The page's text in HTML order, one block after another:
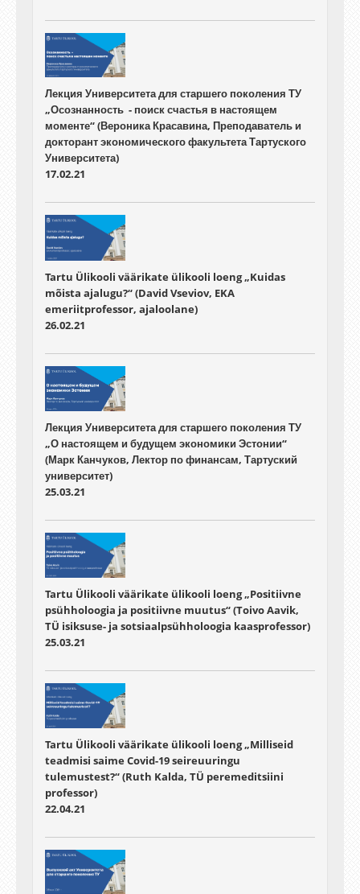
Лекция Университета для старшего поколения ТУ
„Осознанность - поиск счастья в настоящем
моменте“ (Вероника Красавина, Преподаватель и
докторант экономического факультета Тартуского
Университета)
17.02.21
Tartu Ülikooli väärikate ülikooli loeng „Kuidas
mõista ajalugu?“ (David Vseviov, EKA
emeriitprofessor, ajaloolane)
26.02.21
Лекция Университета для старшего поколения ТУ
„О настоящем и будущем экономики Эстонии“
(Марк Канчуков, Лектор по финансам, Тартуский
университет)
25.03.21
Tartu Ülikooli väärikate ülikooli loeng „Positiivne
psühholoogia ja positiivne muutus“ (Toivo Aavik,
TÜ isiksuse- ja sotsiaalpsühholoogia kaasprofessor)
25.03.21
Tartu Ülikooli väärikate ülikooli loeng „Milliseid
teadmisi saime Covid-19 seireuuringu
tulemustest?“ (Ruth Kalda, TÜ peremeditsiini
professor)
22.04.21